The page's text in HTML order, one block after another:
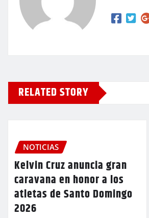
RELATED STORY
NOTICIAS
Kelvin Cruz anuncia gran
caravana en honor a los
atletas de Santo Domingo
2026